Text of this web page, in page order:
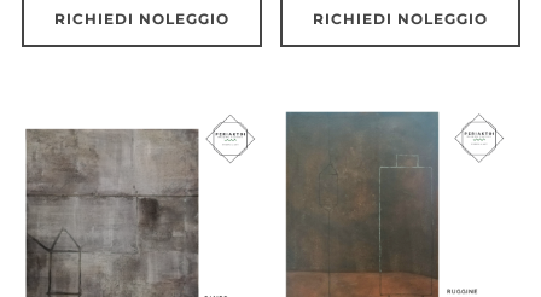
RICHIEDI NOLEGGIO RICHIEDI NOLEGGIO